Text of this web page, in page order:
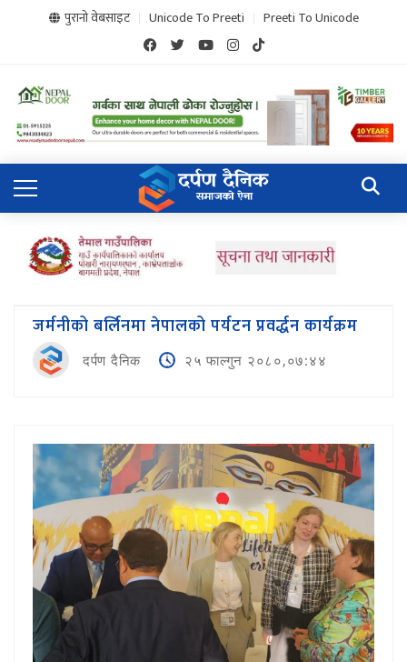
पुरानो वेबसाइट Unicode To Preeti Preeti To Unicode
जर्मनीको बर्लिनमा नेपालको पर्यटन प्रवर्द्धन कार्यक्रम
दर्पण दैनिक २५ फाल्गुन २०८०,०७:४४